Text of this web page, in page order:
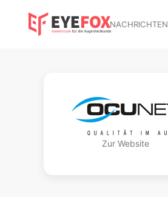
NACHRICHTEN
Zur Website